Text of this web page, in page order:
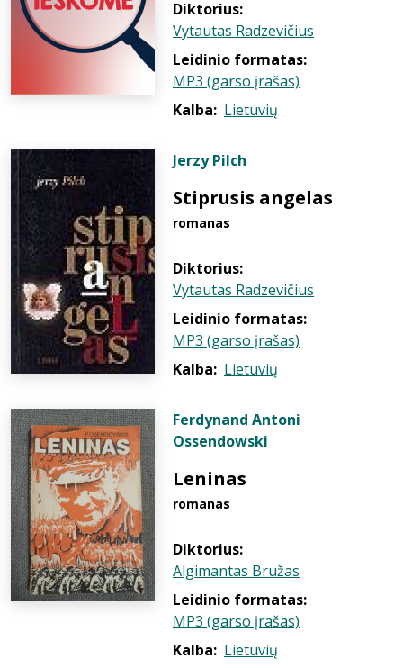
Diktorius:
Vytautas Radzevičius
Leidinio formatas:
MP3 (garso įrašas)
Kalba: Lietuvių
Jerzy Pilch
Stiprusis angelas
romanas
Diktorius:
Vytautas Radzevičius
Leidinio formatas:
MP3 (garso įrašas)
Kalba: Lietuvių
Ferdynand Antoni
Ossendowski
Leninas
romanas
Diktorius:
Algimantas Bružas
Leidinio formatas:
MP3 (garso įrašas)
Kalba: Lietuvių